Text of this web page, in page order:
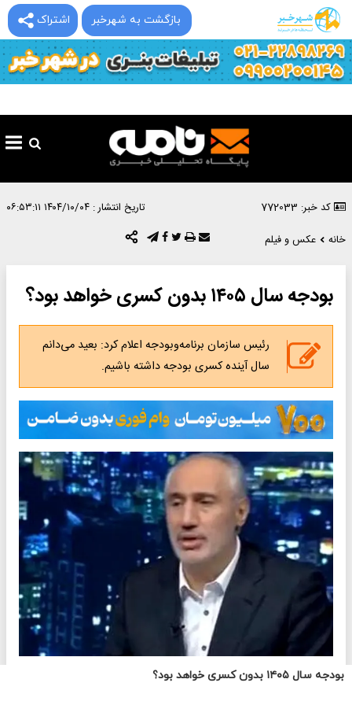
اشتراک بازگشت به شهرخبر
بودجه سال ۱۴۰۵ بدون کسری خواهد بود؟